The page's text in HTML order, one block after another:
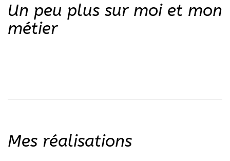
Un peu plus sur moi et mon
métier
Mes réalisations